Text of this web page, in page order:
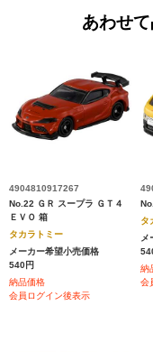
あわせ
4904810917267
No.22 ＧＲ スープラ ＧＴ４
ＥＶＯ 箱
タカラトミー
メーカー希望小売価格
540円
納品価格
会員ログイン後表示
タ
メ
納
会